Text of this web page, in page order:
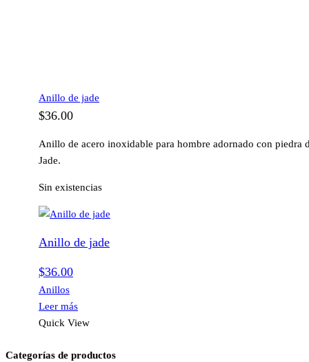
Anillo de jade
$36.00
Anillo de acero inoxidable para hombre adornado con piedra
Jade.
Sin existencias
Anillo de jade
$36.00
Anillos
Leer más
Quick View
Categorías de productos